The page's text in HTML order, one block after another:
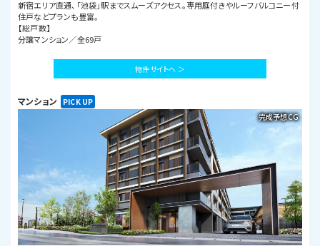
新宿エリア直通、「池袋」駅までスムーズアクセス。専用庭付きやルーフバルコニー付
住戸などプランも豊富。
【総戸数】
分譲マンション／全69戸
物件サイトへ ＞
マンション
完成予想CG